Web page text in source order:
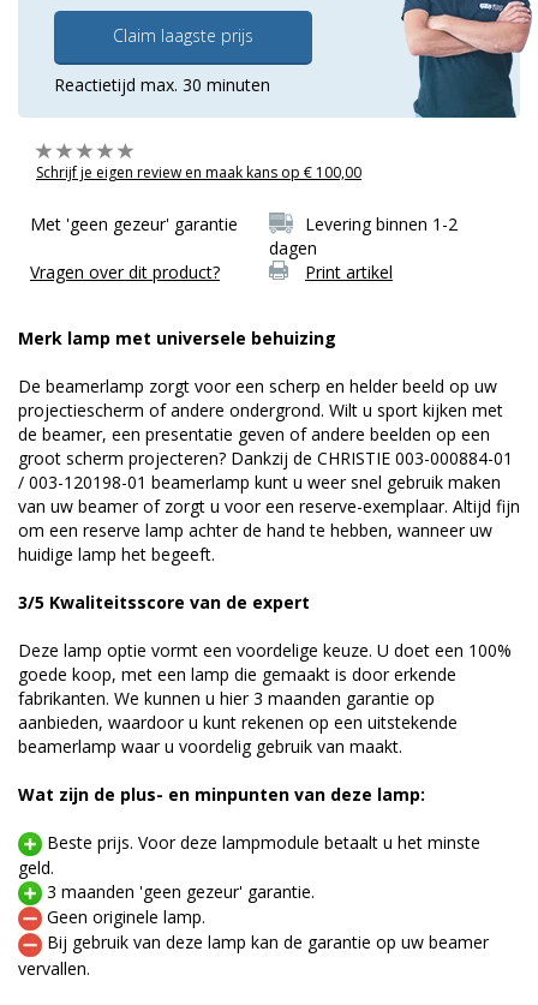
Claim laagste prijs
Reactietijd max. 30 minuten
Schrijf je eigen review en maak kans op € 100,00
Met 'geen gezeur' garantie
Levering binnen 1-2
dagen
Vragen over dit product?
Print artikel
Merk lamp met universele behuizing
De beamerlamp zorgt voor een scherp en helder beeld op uw
projectiescherm of andere ondergrond. Wilt u sport kijken met
de beamer, een presentatie geven of andere beelden op een
groot scherm projecteren? Dankzij de CHRISTIE 003-000884-01
/ 003-120198-01 beamerlamp kunt u weer snel gebruik maken
van uw beamer of zorgt u voor een reserve-exemplaar. Altijd fijn
om een reserve lamp achter de hand te hebben, wanneer uw
huidige lamp het begeeft.
3/5 Kwaliteitsscore van de expert
Deze lamp optie vormt een voordelige keuze. U doet een 100%
goede koop, met een lamp die gemaakt is door erkende
fabrikanten. We kunnen u hier 3 maanden garantie op
aanbieden, waardoor u kunt rekenen op een uitstekende
beamerlamp waar u voordelig gebruik van maakt.
Wat zijn de plus- en minpunten van deze lamp:
Beste prijs. Voor deze lampmodule betaalt u het minste
geld.
3 maanden 'geen gezeur' garantie.
Geen originele lamp.
Bij gebruik van deze lamp kan de garantie op uw beamer
vervallen.